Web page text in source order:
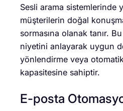
Sesli arama sistemlerinde
müşterilerin doğal
sormasına olanak tanır.
niyetini anlayarak uygun
yönlendirme veya
kapasitesine sahiptir.
E-posta